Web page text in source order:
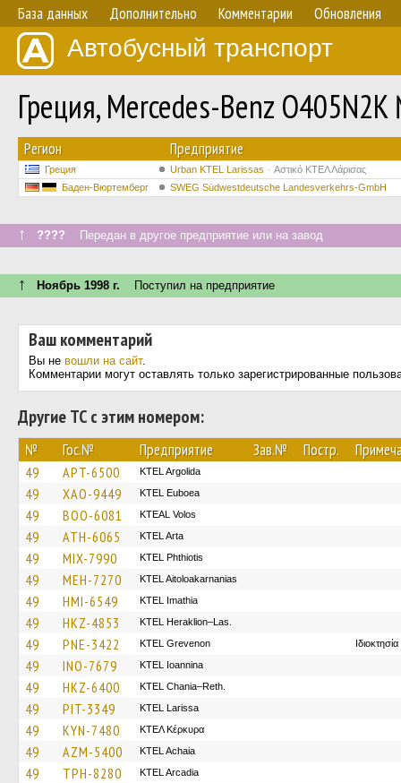
База данных Дополнительно Комментарии Обновления
Автобусный транспорт
Греция, Mercedes-Benz
Регион Предприятие
Греция Urban KTEL Larissas
Αστικό ΚΤΕΛ Λάρισας
Баден-Вюртемберг
SWEG Südwestdeutsche Landesverkehrs-GmbH
↑ ???? Передан в другое предприятие или на завод
↑ Ноябрь 1998 г. Поступил на предприятие
Ваш комментарий
Вы не вошли на сайт.
Комментарии могут оставлять только зарегистрированные
Другие ТС с этим номером:
№ Гос.№ Предприятие Зав.№ Постр.
49 APT-6500 KTEL Argolida
49 XAO-9449 ΚΤΕL Euboea
49 BOO-6081 KTEAL Volos
49 ATH-6065 KTEL Arta
49 MIX-7990 ΚΤΕL Phthiotis
49 MEH-7270 KTEL Aitoloakarnanias
49 HMI-6549 KTEL Imathia
49 HKZ-4853 KTEL Heraklion–Las.
49 PNE-3422 ΚΤΕL Grevenon
49 INO-7679 KTEL Ioannina
49 HKZ-6400 KTEL Chania–Reth.
49 PIT-3349 KTEL Larissa
49 KYN-7480 ΚΤΕΛ Κέρκυρα
49 AZM-5400 KTEL Achaia
49 TPH-8280 KTEL Arcadia